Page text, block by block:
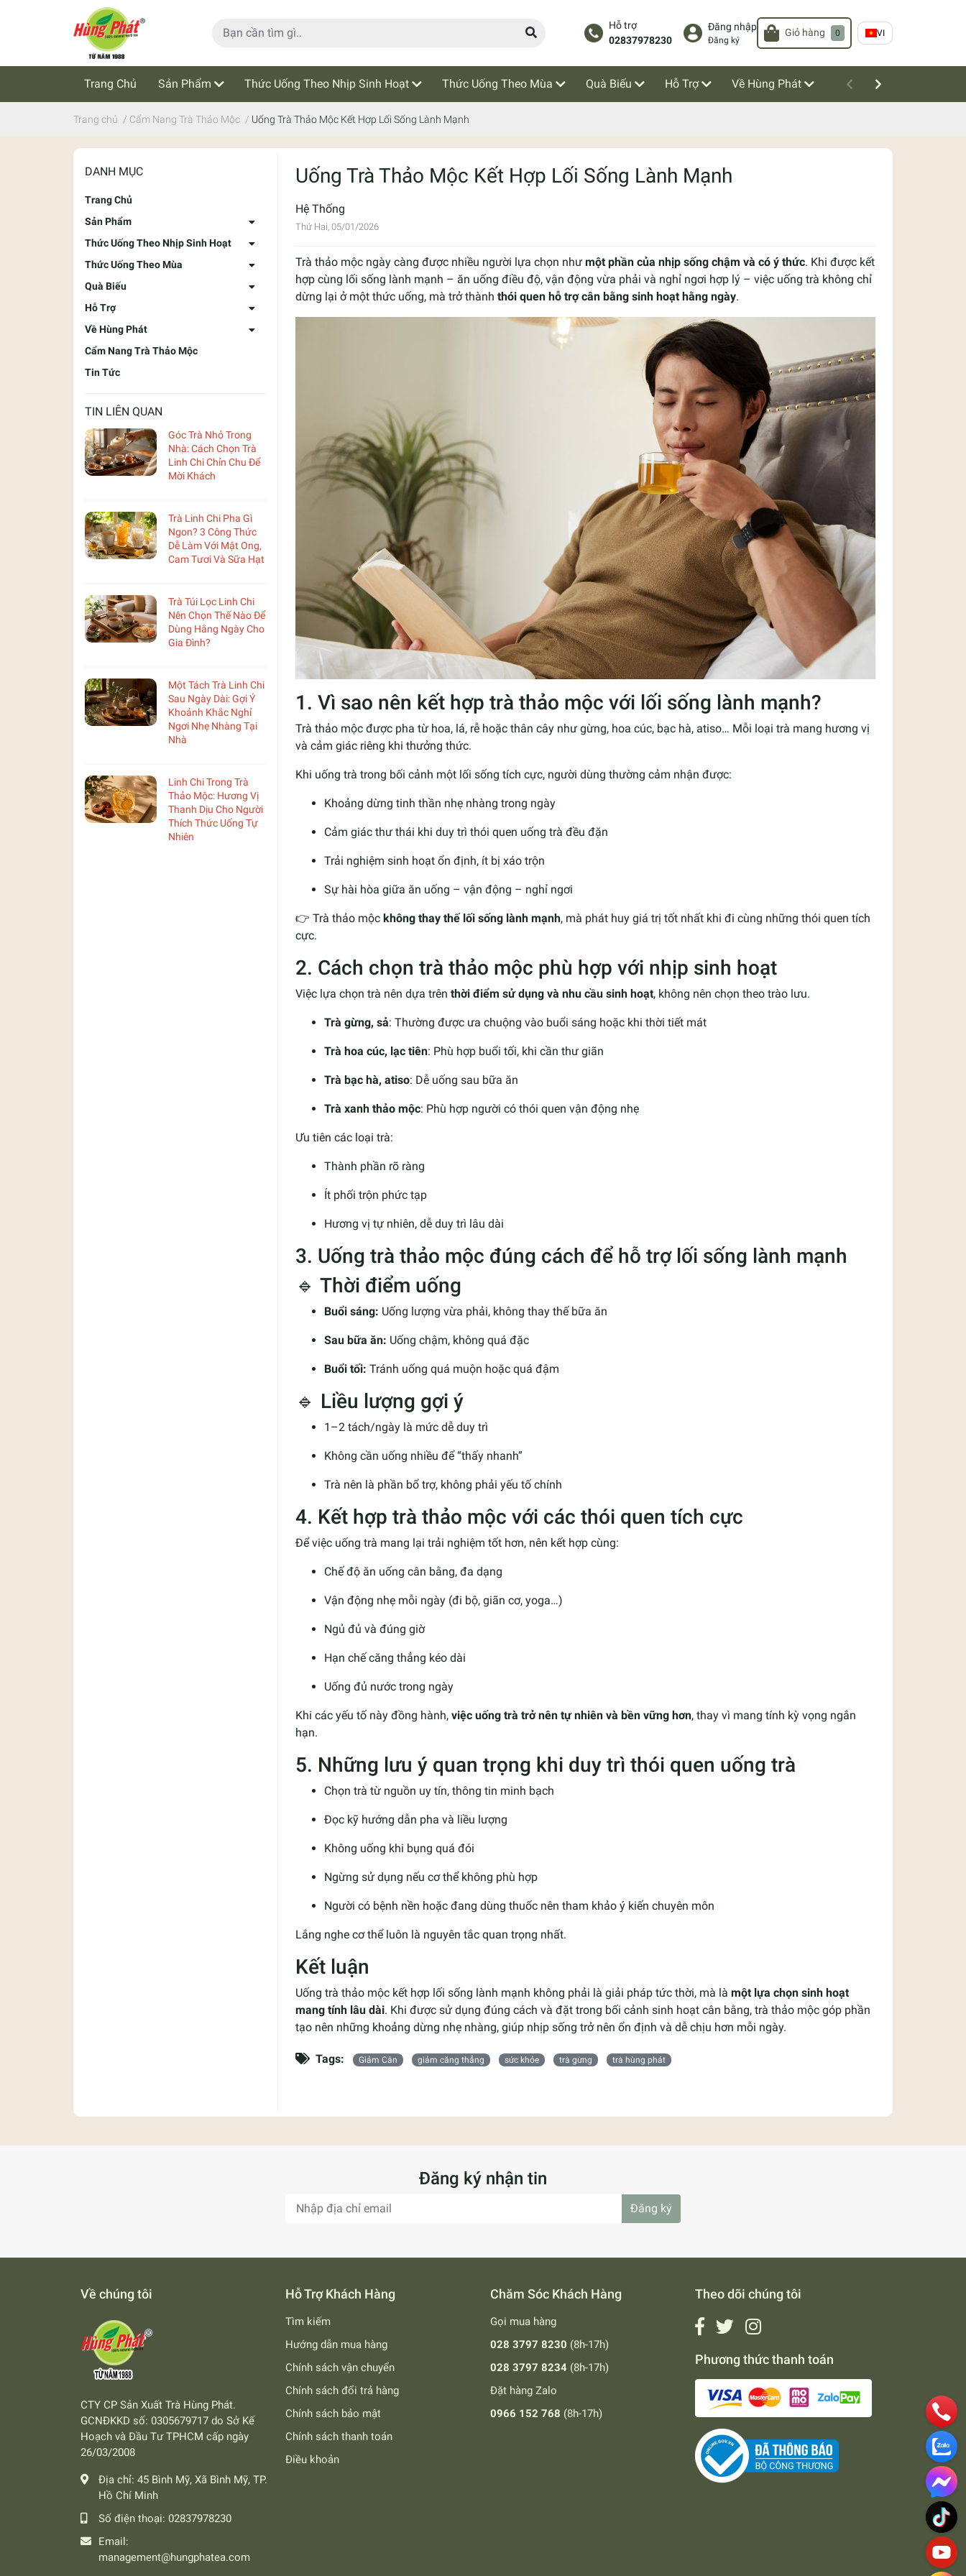
Hỗ trợ
02837978230
Đăng nhập
Đăng ký
Giỏ hàng 0 VI
Trang Chủ Sản Phẩm Thức Uống Theo Nhịp Sinh Hoạt Thức Uống Theo Mùa Quà Biếu Hỗ Trợ Về Hùng Phát
Cẩm Nang Trà Thảo Mộc Tin Tức
Trang chủ / Cẩm Nang Trà Thảo Mộc / Uống Trà Thảo Mộc Kết Hợp Lối Sống Lành Mạnh
DANH MỤC
Trang Chủ
Sản Phẩm
Thức Uống Theo Nhịp Sinh Hoạt
Thức Uống Theo Mùa
Quà Biếu
Hỗ Trợ
Về Hùng Phát
Cẩm Nang Trà Thảo Mộc
Tin Tức
TIN LIÊN QUAN
Góc Trà Nhỏ Trong
Nhà: Cách Chọn Trà
Linh Chi Chỉn Chu Để
Mời Khách
Trà Linh Chi Pha Gì
Ngon? 3 Công Thức
Dễ Làm Với Mật Ong,
Cam Tươi Và Sữa Hạt
Trà Túi Lọc Linh Chi
Nên Chọn Thế Nào Để
Dùng Hằng Ngày Cho
Gia Đình?
Một Tách Trà Linh Chi
Sau Ngày Dài: Gợi Ý
Khoảnh Khắc Nghỉ
Ngơi Nhẹ Nhàng Tại
Nhà
Linh Chi Trong Trà
Thảo Mộc: Hương Vị
Thanh Dịu Cho Người
Thích Thức Uống Tự
Nhiên
Uống Trà Thảo Mộc Kết Hợp Lối Sống Lành Mạnh
Hệ Thống
Thứ Hai, 05/01/2026
Trà thảo mộc ngày càng được nhiều người lựa chọn như một phần của nhịp sống chậm và có ý thức. Khi được kết
hợp cùng lối sống lành mạnh – ăn uống điều độ, vận động vừa phải và nghỉ ngơi hợp lý – việc uống trà không chỉ
dừng lại ở một thức uống, mà trở thành thói quen hỗ trợ cân bằng sinh hoạt hằng ngày.
1. Vì sao nên kết hợp trà thảo mộc với lối sống lành mạnh?
Trà thảo mộc được pha từ hoa, lá, rễ hoặc thân cây như gừng, hoa cúc, bạc hà, atiso… Mỗi loại trà mang hương vị
và cảm giác riêng khi thưởng thức.
Khi uống trà trong bối cảnh một lối sống tích cực, người dùng thường cảm nhận được:
Khoảng dừng tinh thần nhẹ nhàng trong ngày
Cảm giác thư thái khi duy trì thói quen uống trà đều đặn
Trải nghiệm sinh hoạt ổn định, ít bị xáo trộn
Sự hài hòa giữa ăn uống – vận động – nghỉ ngơi
👉 Trà thảo mộc không thay thế lối sống lành mạnh, mà phát huy giá trị tốt nhất khi đi cùng những thói quen tích
cực.
2. Cách chọn trà thảo mộc phù hợp với nhịp sinh hoạt
Việc lựa chọn trà nên dựa trên thời điểm sử dụng và nhu cầu sinh hoạt, không nên chọn theo trào lưu.
Trà gừng, sả: Thường được ưa chuộng vào buổi sáng hoặc khi thời tiết mát
Trà hoa cúc, lạc tiên: Phù hợp buổi tối, khi cần thư giãn
Trà bạc hà, atiso: Dễ uống sau bữa ăn
Trà xanh thảo mộc: Phù hợp người có thói quen vận động nhẹ
Ưu tiên các loại trà:
Thành phần rõ ràng
Ít phối trộn phức tạp
Hương vị tự nhiên, dễ duy trì lâu dài
3. Uống trà thảo mộc đúng cách để hỗ trợ lối sống lành mạnh
🔹 Thời điểm uống
Buổi sáng: Uống lượng vừa phải, không thay thế bữa ăn
Sau bữa ăn: Uống chậm, không quá đặc
Buổi tối: Tránh uống quá muộn hoặc quá đậm
🔹 Liều lượng gợi ý
1–2 tách/ngày là mức dễ duy trì
Không cần uống nhiều để “thấy nhanh”
Trà nên là phần bổ trợ, không phải yếu tố chính
4. Kết hợp trà thảo mộc với các thói quen tích cực
Để việc uống trà mang lại trải nghiệm tốt hơn, nên kết hợp cùng:
Chế độ ăn uống cân bằng, đa dạng
Vận động nhẹ mỗi ngày (đi bộ, giãn cơ, yoga…)
Ngủ đủ và đúng giờ
Hạn chế căng thẳng kéo dài
Uống đủ nước trong ngày
Khi các yếu tố này đồng hành, việc uống trà trở nên tự nhiên và bền vững hơn, thay vì mang tính kỳ vọng ngắn
hạn.
5. Những lưu ý quan trọng khi duy trì thói quen uống trà
Chọn trà từ nguồn uy tín, thông tin minh bạch
Đọc kỹ hướng dẫn pha và liều lượng
Không uống khi bụng quá đói
Ngừng sử dụng nếu cơ thể không phù hợp
Người có bệnh nền hoặc đang dùng thuốc nên tham khảo ý kiến chuyên môn
Lắng nghe cơ thể luôn là nguyên tắc quan trọng nhất.
Kết luận
Uống trà thảo mộc kết hợp lối sống lành mạnh không phải là giải pháp tức thời, mà là một lựa chọn sinh hoạt
mang tính lâu dài. Khi được sử dụng đúng cách và đặt trong bối cảnh sinh hoạt cân bằng, trà thảo mộc góp phần
tạo nên những khoảng dừng nhẹ nhàng, giúp nhịp sống trở nên ổn định và dễ chịu hơn mỗi ngày.
Tags: Giảm Cân giảm căng thẳng sức khỏe trà gừng trà hùng phát
Đăng ký nhận tin
Đăng ký
Về chúng tôi
CTY CP Sản Xuất Trà Hùng Phát.
GCNĐKKD số: 0305679717 do Sở Kế
Hoạch và Đầu Tư TPHCM cấp ngày
26/03/2008
Địa chỉ: 45 Bình Mỹ, Xã Bình Mỹ, TP.
Hồ Chí Minh
Số điện thoại: 02837978230
Email:
management@hungphatea.com
Hỗ Trợ Khách Hàng
Tìm kiếm
Hướng dẫn mua hàng
Chính sách vận chuyển
Chính sách đổi trả hàng
Chính sách bảo mật
Chính sách thanh toán
Điều khoản
Chăm Sóc Khách Hàng
Gọi mua hàng
028 3797 8230 (8h-17h)
028 3797 8234 (8h-17h)
Đặt hàng Zalo
0966 152 768 (8h-17h)
Theo dõi chúng tôi
Phương thức thanh toán